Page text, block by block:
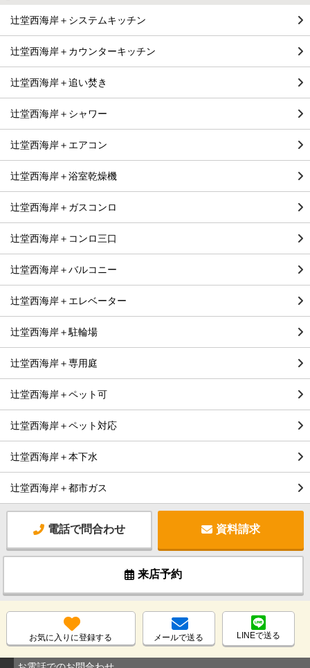
辻堂西海岸＋システムキッチン
辻堂西海岸＋カウンターキッチン
辻堂西海岸＋追い焚き
辻堂西海岸＋シャワー
辻堂西海岸＋エアコン
辻堂西海岸＋浴室乾燥機
辻堂西海岸＋ガスコンロ
辻堂西海岸＋コンロ三口
辻堂西海岸＋バルコニー
辻堂西海岸＋エレベーター
辻堂西海岸＋駐輪場
辻堂西海岸＋専用庭
辻堂西海岸＋ペット可
辻堂西海岸＋ペット対応
辻堂西海岸＋本下水
辻堂西海岸＋都市ガス
電話で問合わせ 資料請求
来店予約
お気に入りに登録する メールで送る LINEで送る